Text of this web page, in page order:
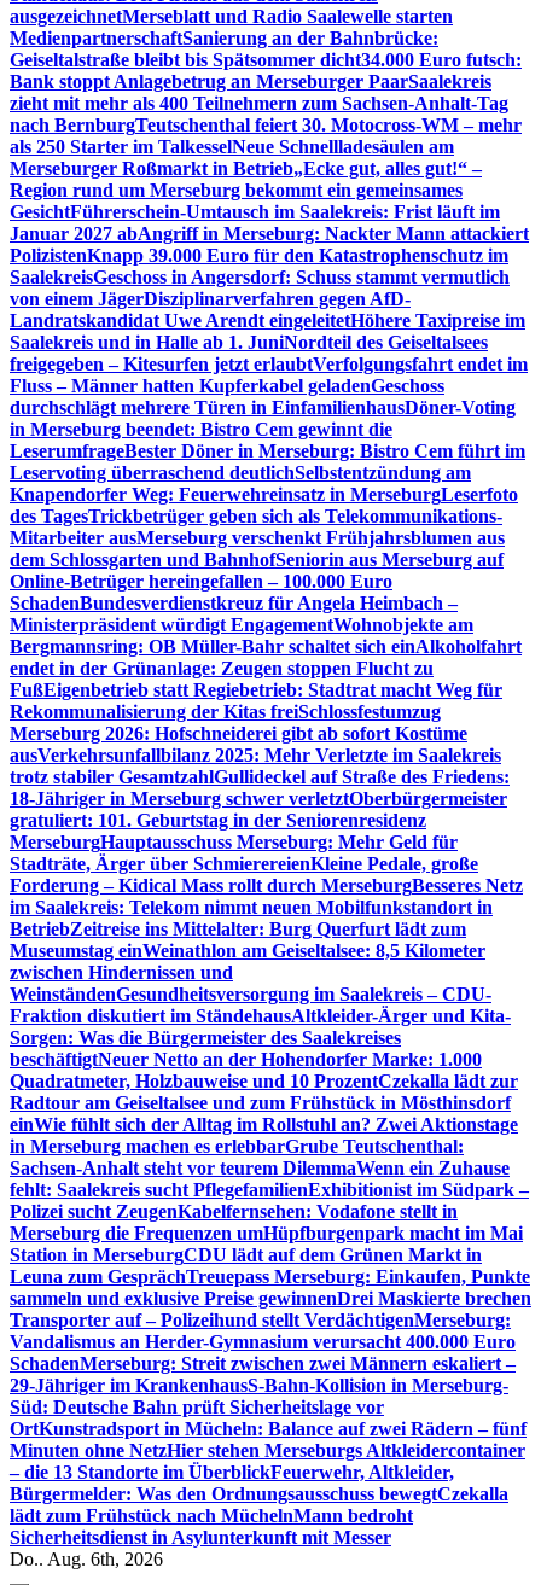
ausgezeichnetMerseblatt und Radio Saalewelle starten
MedienpartnerschaftSanierung an der Bahnbrücke:
Geiseltalstraße bleibt bis Spätsommer dicht34.000 Euro futsch:
Bank stoppt Anlagebetrug an Merseburger PaarSaalekreis
zieht mit mehr als 400 Teilnehmern zum Sachsen-Anhalt-Tag
nach BernburgTeutschenthal feiert 30. Motocross-WM – mehr
als 250 Starter im TalkesselNeue Schnellladesäulen am
Merseburger Roßmarkt in Betrieb„Ecke gut, alles gut!“ –
Region rund um Merseburg bekommt ein gemeinsames
GesichtFührerschein-Umtausch im Saalekreis: Frist läuft im
Januar 2027 abAngriff in Merseburg: Nackter Mann attackiert
PolizistenKnapp 39.000 Euro für den Katastrophenschutz im
SaalekreisGeschoss in Angersdorf: Schuss stammt vermutlich
von einem JägerDisziplinarverfahren gegen AfD-
Landratskandidat Uwe Arendt eingeleitetHöhere Taxipreise im
Saalekreis und in Halle ab 1. JuniNordteil des Geiseltalsees
freigegeben – Kitesurfen jetzt erlaubtVerfolgungsfahrt endet im
Fluss – Männer hatten Kupferkabel geladenGeschoss
durchschlägt mehrere Türen in EinfamilienhausDöner-Voting
in Merseburg beendet: Bistro Cem gewinnt die
LeserumfrageBester Döner in Merseburg: Bistro Cem führt im
Leservoting überraschend deutlichSelbstentzündung am
Knapendorfer Weg: Feuerwehreinsatz in MerseburgLeserfoto
des TagesTrickbetrüger geben sich als Telekommunikations-
Mitarbeiter ausMerseburg verschenkt Frühjahrsblumen aus
dem Schlossgarten und BahnhofSeniorin aus Merseburg auf
Online-Betrüger hereingefallen – 100.000 Euro
SchadenBundesverdienstkreuz für Angela Heimbach –
Ministerpräsident würdigt EngagementWohnobjekte am
Bergmannsring: OB Müller-Bahr schaltet sich einAlkoholfahrt
endet in der Grünanlage: Zeugen stoppen Flucht zu
FußEigenbetrieb statt Regiebetrieb: Stadtrat macht Weg für
Rekommunalisierung der Kitas freiSchlossfestumzug
Merseburg 2026: Hofschneiderei gibt ab sofort Kostüme
ausVerkehrsunfallbilanz 2025: Mehr Verletzte im Saalekreis
trotz stabiler GesamtzahlGullideckel auf Straße des Friedens:
18-Jähriger in Merseburg schwer verletztOberbürgermeister
gratuliert: 101. Geburtstag in der Seniorenresidenz
MerseburgHauptausschuss Merseburg: Mehr Geld für
Stadträte, Ärger über SchmierereienKleine Pedale, große
Forderung – Kidical Mass rollt durch MerseburgBesseres Netz
im Saalekreis: Telekom nimmt neuen Mobilfunkstandort in
BetriebZeitreise ins Mittelalter: Burg Querfurt lädt zum
Museumstag einWeinathlon am Geiseltalsee: 8,5 Kilometer
zwischen Hindernissen und
WeinständenGesundheitsversorgung im Saalekreis – CDU-
Fraktion diskutiert im StändehausAltkleider-Ärger und Kita-
Sorgen: Was die Bürgermeister des Saalekreises
beschäftigtNeuer Netto an der Hohendorfer Marke: 1.000
Quadratmeter, Holzbauweise und 10 ProzentCzekalla lädt zur
Radtour am Geiseltalsee und zum Frühstück in Mösthinsdorf
einWie fühlt sich der Alltag im Rollstuhl an? Zwei Aktionstage
in Merseburg machen es erlebbarGrube Teutschenthal:
Sachsen-Anhalt steht vor teurem DilemmaWenn ein Zuhause
fehlt: Saalekreis sucht PflegefamilienExhibitionist im Südpark –
Polizei sucht ZeugenKabelfernsehen: Vodafone stellt in
Merseburg die Frequenzen umHüpfburgenpark macht im Mai
Station in MerseburgCDU lädt auf dem Grünen Markt in
Leuna zum GesprächTreuepass Merseburg: Einkaufen, Punkte
sammeln und exklusive Preise gewinnenDrei Maskierte brechen
Transporter auf – Polizeihund stellt VerdächtigenMerseburg:
Vandalismus an Herder-Gymnasium verursacht 400.000 Euro
SchadenMerseburg: Streit zwischen zwei Männern eskaliert –
29-Jähriger im KrankenhausS-Bahn-Kollision in Merseburg-
Süd: Deutsche Bahn prüft Sicherheitslage vor
OrtKunstradsport in Mücheln: Balance auf zwei Rädern – fünf
Minuten ohne NetzHier stehen Merseburgs Altkleidercontainer
– die 13 Standorte im ÜberblickFeuerwehr, Altkleider,
Bürgermelder: Was den Ordnungsausschuss bewegtCzekalla
lädt zum Frühstück nach MüchelnMann bedroht
Sicherheitsdienst in Asylunterkunft mit Messer
Do.. Aug. 6th, 2026